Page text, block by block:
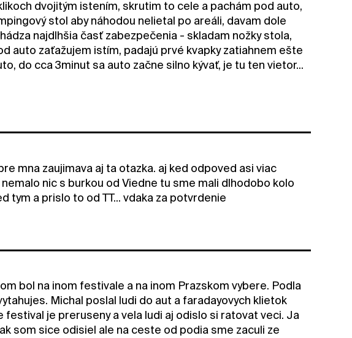
dvojitým istením, skrutim to cele a pachám pod auto,
stol aby náhodou nelietal po areáli, davam dole
najdlhšia časť zabezpečenia - skladam nožky stola,
auto zaťažujem istím, padajú prvé kvapky zatiahnem ešte
do cca 3minut sa auto začne silno kývať, je tu ten vietor...
mna zaujimava aj ta otazka. aj ked odpoved asi viac
nic s burkou od Viedne tu sme mali dlhodobo kolo
tym a prislo to od TT... vdaka za potvrdenie
bol na inom festivale a na inom Prazskom vybere. Podla
Michal poslal ludi do aut a faradayovych klietok
je preruseny a vela ludi aj odislo si ratovat veci. Ja
som sice odisiel ale na ceste od podia sme zaculi ze